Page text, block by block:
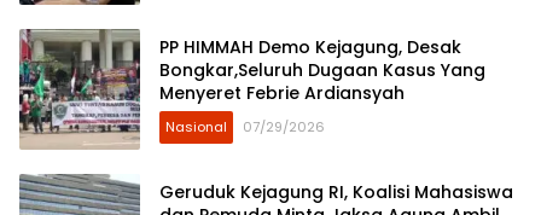
PP HIMMAH Demo Kejagung, Desak
Bongkar,Seluruh Dugaan Kasus Yang
Menyeret Febrie Ardiansyah
Nasional 07/29/2026
Geruduk Kejagung RI, Koalisi Mahasiswa